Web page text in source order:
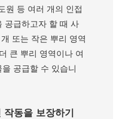
원 등 여러 개의 인접
공급하고자 할 때 사
또는 작은 뿌리 영역
큰 뿌리 영역이나 여
공급할 수 있습니
작동을 보장하기